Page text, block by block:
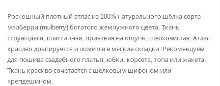
Роскошный плотный атлас из 100% натурального шёлка сорта
малберри (mulberry) богатого жемчужного цвета. Ткань
струящаяся, пластичная, приятная на ощупь, шелковистая. Атлас
красиво драпируется и ложится в мягкие складки. Рекомендуем
для пошива свадебного платья, юбки, корсета, топа или жакета.
Ткань красиво сочетается с шелковым шифоном или
крепдешином.